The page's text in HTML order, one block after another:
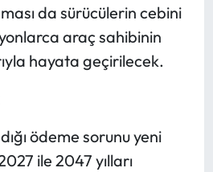
da sürücülerin cebini
araç sahibinin
hayata geçirilecek.
ödeme sorunu yeni
ile 2047 yılları